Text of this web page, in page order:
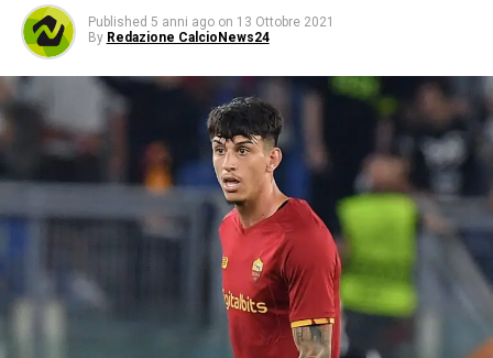
Published 5 anni ago on 13 Ottobre 2021
By Redazione CalcioNews24